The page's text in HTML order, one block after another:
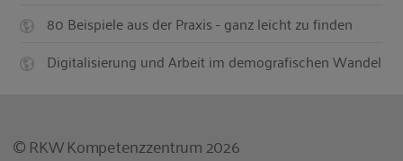
80 Beispiele aus der Praxis - ganz leicht zu finden
Digitalisierung und Arbeit im demografischen Wandel
© RKW Kompetenzzentrum 2026